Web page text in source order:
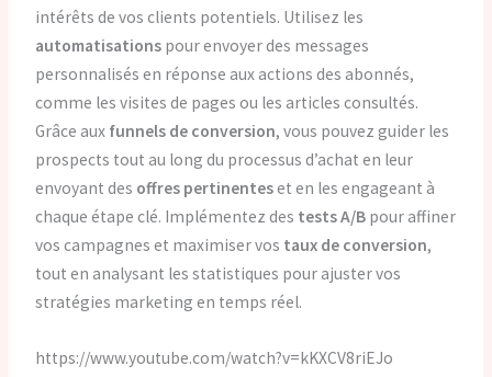
intérêts de vos clients potentiels. Utilisez les
automatisations pour envoyer des messages
personnalisés en réponse aux actions des abonnés,
comme les visites de pages ou les articles consultés.
Grâce aux funnels de conversion, vous pouvez guider les
prospects tout au long du processus d’achat en leur
envoyant des offres pertinenteset en les engageant à
chaque étape clé. Implémentez des tests A/B pour affiner
vos campagnes et maximiser vos taux de conversion,
tout en analysant les statistiques pour ajuster vos
stratégies marketing en temps réel.
https://www.youtube.com/watch?v=kKXCV8riEJo